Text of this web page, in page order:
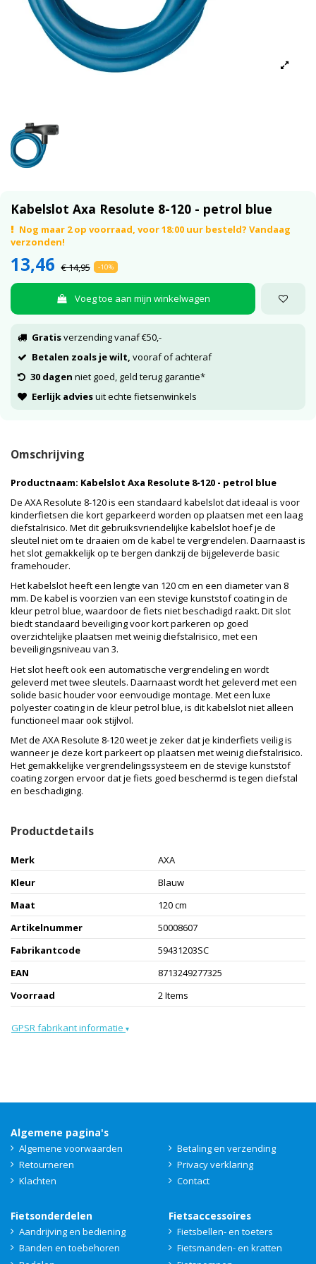
Kabelslot Axa Resolute 8-120 - petrol blue
Nog maar 2 op voorraad, voor 18:00 uur besteld? Vandaag
verzonden!
13,46 € 14,95 -10%
Voeg toe aan mijn winkelwagen
Gratisverzending vanaf €50,-
Betalen zoals je wilt, vooraf of achteraf
30 dagen niet goed, geld terug garantie*
Eerlijk adviesuit echte fietsenwinkels
Omschrijving
Productnaam: Kabelslot Axa Resolute 8-120 - petrol blue
De AXA Resolute 8-120 is een standaard kabelslot dat ideaal is voor
kinderfietsen die kort geparkeerd worden op plaatsen met een laag
diefstalrisico. Met dit gebruiksvriendelijke kabelslot hoef je de
sleutel niet om te draaien om de kabel te vergrendelen. Daarnaast is
het slot gemakkelijk op te bergen dankzij de bijgeleverde basic
framehouder.
Het kabelslot heeft een lengte van 120 cm en een diameter van 8
mm. De kabel is voorzien van een stevige kunststof coating in de
kleur petrol blue, waardoor de fiets niet beschadigd raakt. Dit slot
biedt standaard beveiliging voor kort parkeren op goed
overzichtelijke plaatsen met weinig diefstalrisico, met een
beveiligingsniveau van 3.
Het slot heeft ook een automatische vergrendeling en wordt
geleverd met twee sleutels. Daarnaast wordt het geleverd met een
solide basic houder voor eenvoudige montage. Met een luxe
polyester coating in de kleur petrol blue, is dit kabelslot niet alleen
functioneel maar ook stijlvol.
Met de AXA Resolute 8-120 weet je zeker dat je kinderfiets veilig is
wanneer je deze kort parkeert op plaatsen met weinig diefstalrisico.
Het gemakkelijke vergrendelingssysteem en de stevige kunststof
coating zorgen ervoor dat je fiets goed beschermd is tegen diefstal
en beschadiging.
Productdetails
Merk
AXA
Kleur
Blauw
Maat
120 cm
Artikelnummer
50008607
Fabrikantcode
59431203SC
EAN
8713249277325
Voorraad
2 Items
GPSR fabrikant informatie ▾
Algemene pagina's
Algemene voorwaarden
Betaling en verzending
Retourneren
Privacy verklaring
Klachten
Contact
Fietsonderdelen
Aandrijving en bediening
Banden en toebehoren
Fietsaccessoires
Fietsbellen- en toeters
Fietsmanden- en kratten